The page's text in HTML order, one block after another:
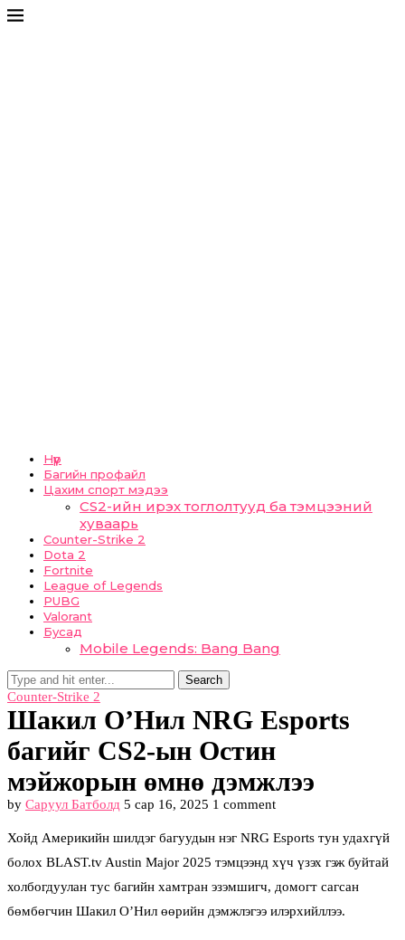
Нүүр
Багийн профайл
Цахим спорт мэдээ
CS2-ийн ирэх тоглолтууд ба тэмцээний
хуваарь
Counter-Strike 2
Dota 2
Fortnite
League of Legends
PUBG
Valorant
Бусад
Mobile Legends: Bang Bang
Search
Counter-Strike 2
Шакил О’Нил NRG Esports
багийг CS2-ын Остин
мэйжорын өмнө дэмжлээ
by Саруул Батболд 5 сар 16, 2025 1 comment
Хойд Америкийн шилдэг багуудын нэг NRG Esports тун удахгүй
болох BLAST.tv Austin Major 2025 тэмцээнд хүч үзэх гэж буйтай
холбогдуулан тус багийн хамтран эзэмшигч, домогт сагсан
бөмбөгчин Шакил О’Нил өөрийн дэмжлэгээ илэрхийллээ.